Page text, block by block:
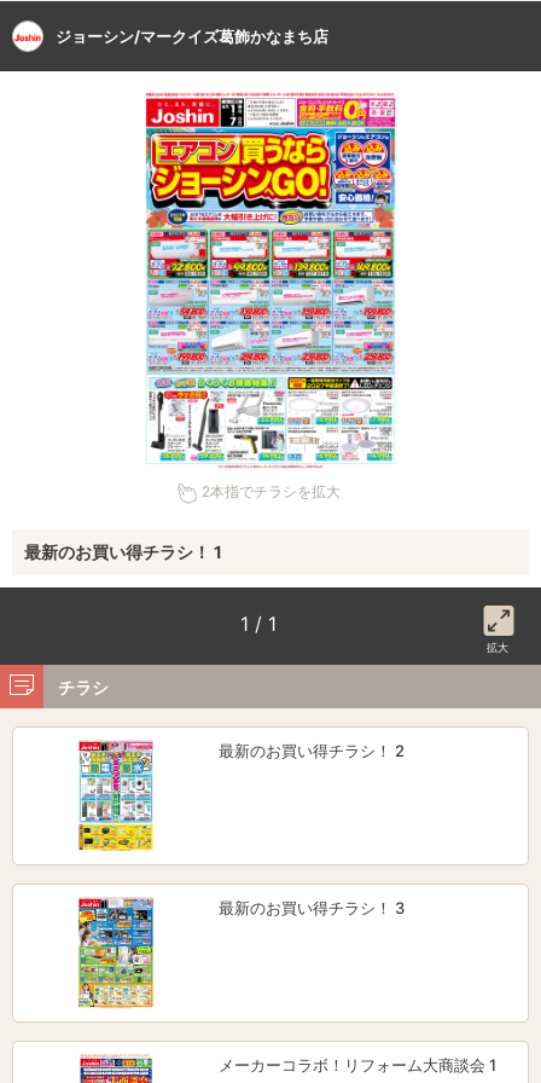
ジョーシン/マークイズ葛飾かなまち店
2本指でチラシを拡大
最新のお買い得チラシ！ 1
1 / 1
拡大
チラシ
最新のお買い得チラシ！ 2
最新のお買い得チラシ！ 3
メーカーコラボ！リフォーム大商談会 1